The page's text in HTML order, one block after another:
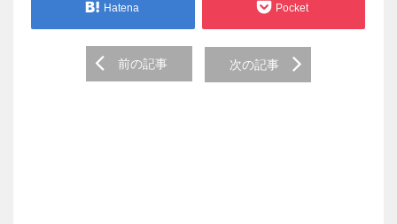
Hatena Pocket
navigation
前の記事 次の記事